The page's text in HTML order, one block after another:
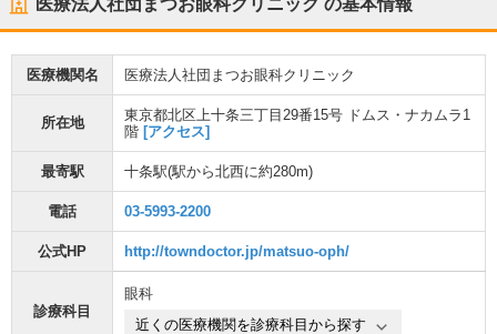
医療法人社団まつお眼科クリニック の基本情報
医療機関名 医療法人社団まつお眼科クリニック
所在地
東京都北区上十条三丁目29番15号 ドムス・ナカムラ1
階 [アクセス]
最寄駅 十条駅(駅から北西に約280m)
電話 03-5993-2200
公式HP http://towndoctor.jp/matsuo-oph/
診療科目
眼科
近くの医療機関を診療科目から探す